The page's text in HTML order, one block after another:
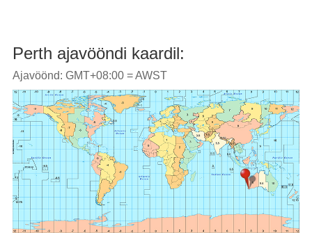
Perth ajavööndi kaardil:
Ajavöönd: GMT+08:00 = AWST